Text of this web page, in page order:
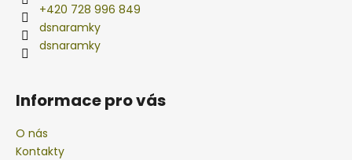
+420 728 996 849
dsnaramky
dsnaramky
Informace pro vás
O nás
Kontakty